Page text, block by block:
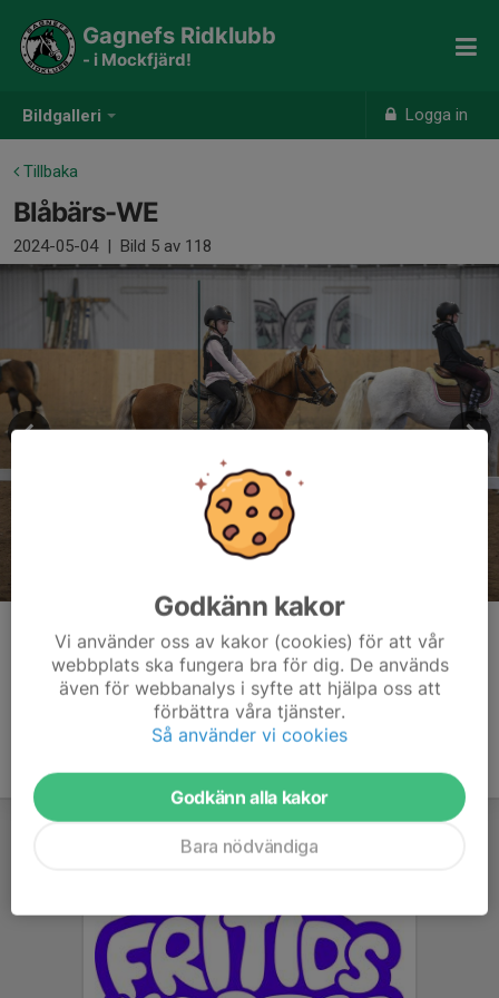
Bildgalleri Logga in
Gagnefs Ridklubb
- i Mockfjärd!
Tillbaka
Blåbärs-WE
2024-05-04 | Bild 5 av 118
Kommentarer
Godkänn kakor
Vi använder oss av kakor (cookies) för att vår
webbplats ska fungera bra för dig. De används
även för webbanalys i syfte att hjälpa oss att
förbättra våra tjänster.
Så använder vi cookies
Godkänn alla kakor
Bara nödvändiga